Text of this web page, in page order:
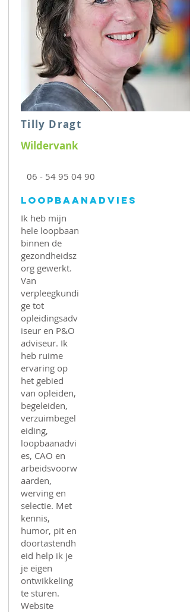
Tilly Dragt
Wildervank
06 - 54 95 04 90
Loopbaanadvies
Ik heb mijn
hele loopbaan
binnen de
gezondheidsz
org gewerkt.
Van
verpleegkundi
ge tot
opleidingsadv
iseur en P&O
adviseur. Ik
heb ruime
ervaring op
het gebied
van opleiden,
begeleiden,
verzuimbegel
eiding,
loopbaanadvi
es, CAO en
arbeidsvoorw
aarden,
werving en
selectie. Met
kennis,
humor, pit en
doortastendh
eid help ik je
je eigen
ontwikkeling
te sturen.
Website